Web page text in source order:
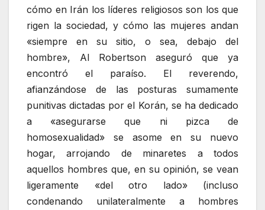
cómo en Irán los líderes religiosos son los que
rigen la sociedad, y cómo las mujeres andan
«siempre en su sitio, o sea, debajo del
hombre», Al Robertson aseguró que ya
encontró el paraíso. El reverendo,
afianzándose de las posturas sumamente
punitivas dictadas por el Korán, se ha dedicado
a «asegurarse que ni pizca de
homosexualidad» se asome en su nuevo
hogar, arrojando de minaretes a todos
aquellos hombres que, en su opinión, se vean
ligeramente «del otro lado» (incluso
condenando unilateralmente a hombres